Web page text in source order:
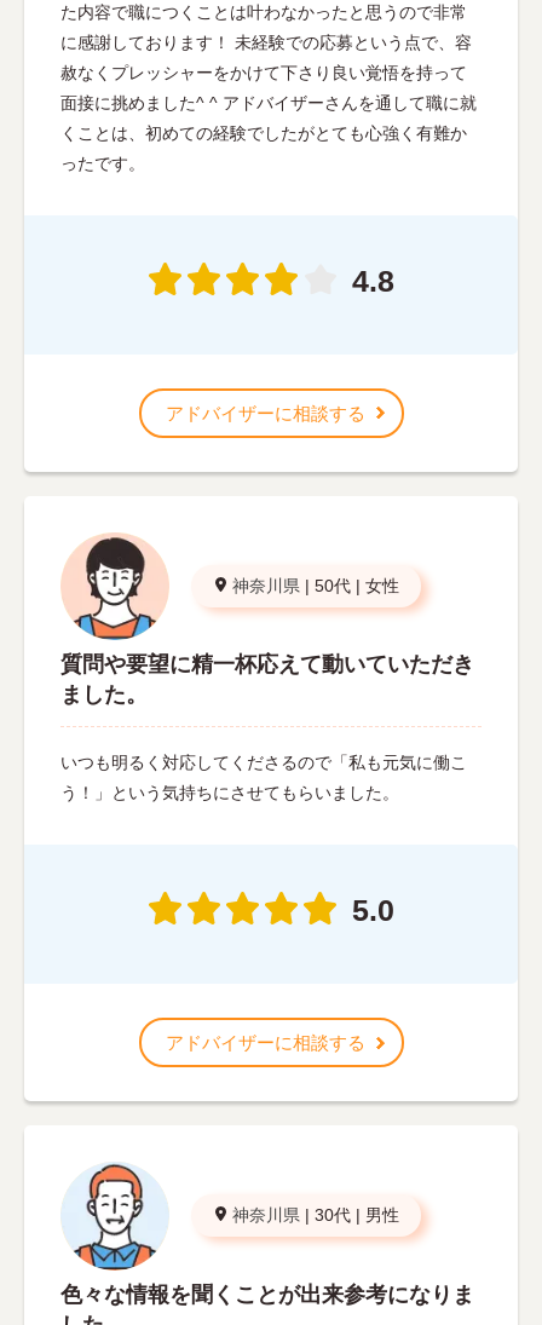
た内容で職につくことは叶わなかったと思うので非常
に感謝しております！ 未経験での応募という点で、容
赦なくプレッシャーをかけて下さり良い覚悟を持って
面接に挑めました^ ^ アドバイザーさんを通して職に就
くことは、初めての経験でしたがとても心強く有難か
ったです。
4.8
アドバイザーに相談する
神奈川県 | 50代 | 女性
質問や要望に精一杯応えて動いていただき
ました。
いつも明るく対応してくださるので「私も元気に働こ
う！」という気持ちにさせてもらいました。
5.0
アドバイザーに相談する
神奈川県 | 30代 | 男性
色々な情報を聞くことが出来参考になりま